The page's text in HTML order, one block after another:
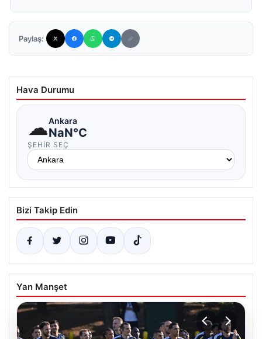
Paylaş:
Hava Durumu
☁Ankara
NaN°C
ŞEHIR SEÇ
Bizi Takip Edin
Yan Manşet